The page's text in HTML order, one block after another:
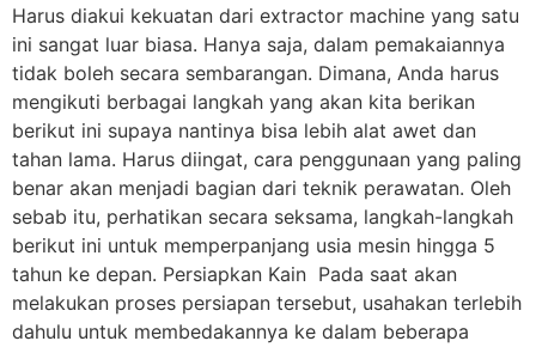
Harus diakui kekuatan dari extractor machine yang satu
ini sangat luar biasa. Hanya saja, dalam pemakaiannya
tidak boleh secara sembarangan. Dimana, Anda harus
mengikuti berbagai langkah yang akan kita berikan
berikut ini supaya nantinya bisa lebih alat awet dan
tahan lama. Harus diingat, cara penggunaan yang paling
benar akan menjadi bagian dari teknik perawatan. Oleh
sebab itu, perhatikan secara seksama, langkah-langkah
berikut ini untuk memperpanjang usia mesin hingga 5
tahun ke depan. Persiapkan Kain Pada saat akan
melakukan proses persiapan tersebut, usahakan terlebih
dahulu untuk membedakannya ke dalam beberapa